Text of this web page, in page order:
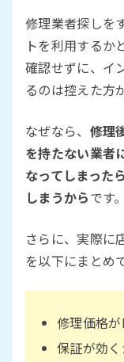
修理業者探しを
トを利用するか
確認せずに、イ
るのは控えた方
なぜなら、 修理
を持たない業者
なってしまった
しまうからです。
さらに、実際に
を以下にまとめ
修理価格
保証が効